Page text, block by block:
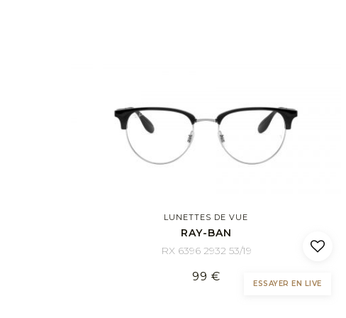
LUNETTES DE VUE
RAY-BAN
RX 6396 2932 53/19
99 €
ESSAYER EN LIVE